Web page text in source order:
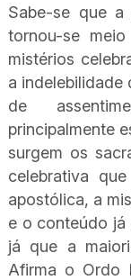
Sabe-se que a
tornou-se
mistérios
a indelebilidade
de
principalmente
surgem os
celebrativa
apostólica, a
e o conteúdo já
já que a
Afirma o Ordo